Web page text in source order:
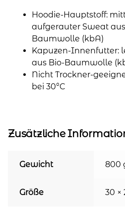
Hoodie-Hauptstoff:
aufgerauter Sweat aus
Baumwolle (kbA)
Kapuzen-Innenfutter:
aus Bio-Baumwolle
Nicht Trockner-
bei 30°C
Zusätzliche
Gewicht 800
Größe 30 ×